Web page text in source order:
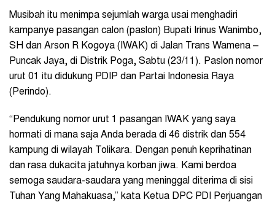
Musibah itu menimpa sejumlah warga usai menghadiri
kampanye pasangan calon (paslon) Bupati Irinus Wanimbo,
SH dan Arson R Kogoya (IWAK) di Jalan Trans Wamena –
Puncak Jaya, di Distrik Poga, Sabtu (23/11). Paslon nomor
urut 01 itu didukung PDIP dan Partai Indonesia Raya
(Perindo).
“Pendukung nomor urut 1 pasangan IWAK yang saya
hormati di mana saja Anda berada di 46 distrik dan 554
kampung di wilayah Tolikara. Dengan penuh keprihatinan
dan rasa dukacita jatuhnya korban jiwa. Kami berdoa
semoga saudara-saudara yang meninggal diterima di sisi
Tuhan Yang Mahakuasa,” kata Ketua DPC PDI Perjuangan